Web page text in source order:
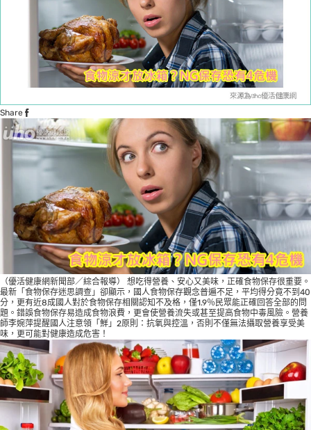
Share
（優活健康網新聞部／綜合報導） 想吃得營養、安心又美味，正確食物保存很重要。
最新「食物保存迷思調查」卻顯示，國人食物保存觀念普遍不足，平均得分竟不到40
分，更有近8成國人對於食物保存相關認知不及格，僅1.9％民眾能正確回答全部的問
題。錯誤食物保存易造成食物浪費，更會使營養流失或甚至提高食物中毒風險。營養
師李婉萍提醒國人注意領「鮮」2原則：抗氧與控溫，否則不僅無法攝取營養享受美
味，更可能對健康造成危害！